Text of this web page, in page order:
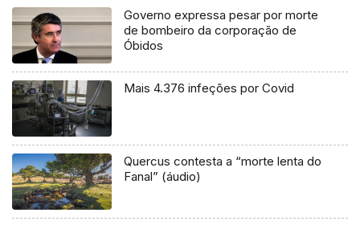
Governo expressa pesar por morte
de bombeiro da corporação de
Óbidos
Mais 4.376 infeções por Covid
Quercus contesta a “morte lenta do
Fanal” (áudio)